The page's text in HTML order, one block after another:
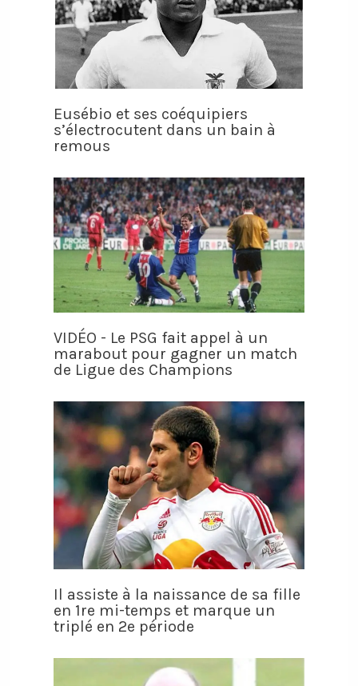
Eusébio et ses coéquipiers
s’électrocutent dans un bain à
remous
VIDÉO - Le PSG fait appel à un
marabout pour gagner un match
de Ligue des Champions
Il assiste à la naissance de sa fille
en 1re mi-temps et marque un
triplé en 2e période